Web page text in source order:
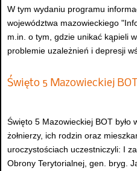
W tym wydaniu programu
województwa mazowieckiego
m.in. o tym, gdzie unikać kąpieli
problemie uzależnień i depresji
Święto 5 Mazowieckiej BOT
Święto 5 Mazowieckiej BOT było
żołnierzy, ich rodzin oraz
uroczystościach uczestniczyli: I
Obrony Terytorialnej, gen. bryg.